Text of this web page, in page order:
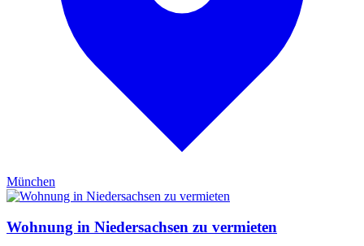
München
Wohnung in Niedersachsen zu vermieten